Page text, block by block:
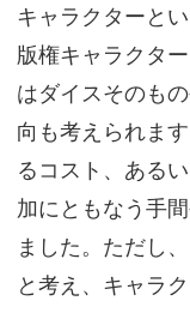
キャラクターと
版権キャラクタ
はダイスそのも
向も考えられま
るコスト、ある
加にともなう手
ました。ただし
と考え、キャラ